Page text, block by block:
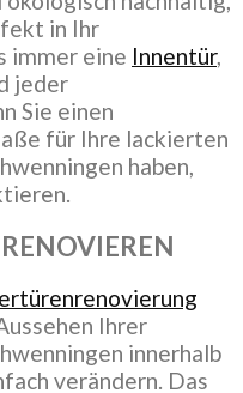
in Ihr
immer eine Innentür,
jeder
Sie einen
für Ihre lackierten
haben,
Ihrer
innerhalb
verändern. Das